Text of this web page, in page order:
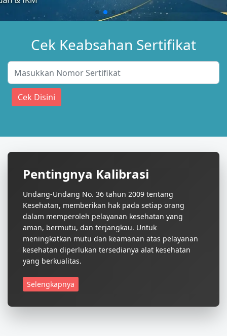
Cek Keabsahan Sertifikat
Cek Disini
Pentingnya Kalibrasi
Undang-Undang No. 36 tahun 2009 tentang
Kesehatan, memberikan hak pada setiap orang
dalam memperoleh pelayanan kesehatan yang
aman, bermutu, dan terjangkau. Untuk
meningkatkan mutu dan keamanan atas pelayanan
kesehatan diperlukan tersedianya alat kesehatan
yang berkualitas.
Selengkapnya